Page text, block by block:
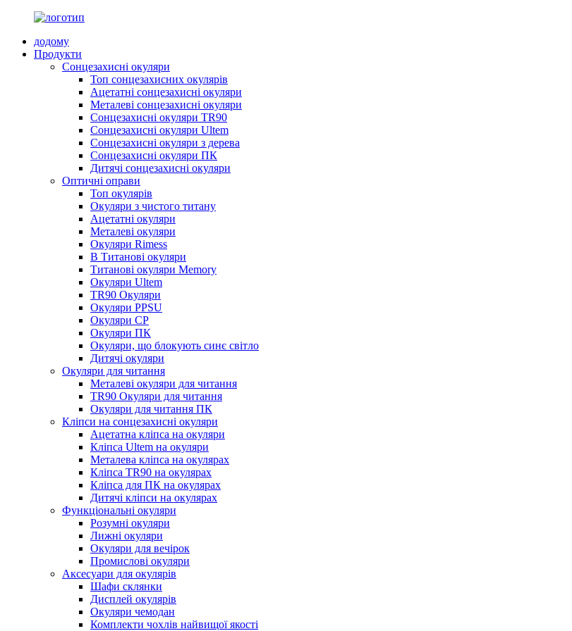
додому
Продукти
Сонцезахисні окуляри
Топ сонцезахисних окулярів
Ацетатні сонцезахисні окуляри
Металеві сонцезахисні окуляри
Сонцезахисні окуляри TR90
Сонцезахисні окуляри Ultem
Сонцезахисні окуляри з дерева
Сонцезахисні окуляри ПК
Дитячі сонцезахисні окуляри
Оптичні оправи
Топ окулярів
Окуляри з чистого титану
Ацетатні окуляри
Металеві окуляри
Окуляри Rimess
B Титанові окуляри
Титанові окуляри Memory
Окуляри Ultem
TR90 Окуляри
Окуляри PPSU
Окуляри CP
Окуляри ПК
Окуляри, що блокують синє світло
Дитячі окуляри
Окуляри для читання
Металеві окуляри для читання
TR90 Окуляри для читання
Окуляри для читання ПК
Кліпси на сонцезахисні окуляри
Ацетатна кліпса на окуляри
Кліпса Ultem на окуляри
Металева кліпса на окулярах
Кліпса TR90 на окулярах
Кліпса для ПК на окулярах
Дитячі кліпси на окулярах
Функціональні окуляри
Розумні окуляри
Лижні окуляри
Окуляри для вечірок
Промислові окуляри
Аксесуари для окулярів
Шафи склянки
Дисплей окулярів
Окуляри чемодан
Комплекти чохлів найвищої якості